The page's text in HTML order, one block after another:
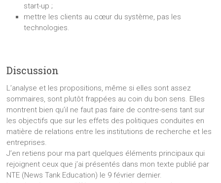
start-up ;
mettre les clients au cœur du système, pas les
technologies.
Discussion
L’analyse et les propositions, même si elles sont assez
sommaires, sont plutôt frappées au coin du bon sens. Elles
montrent bien qu’il ne faut pas faire de contre-sens tant sur
les objectifs que sur les effets des politiques conduites en
matière de relations entre les institutions de recherche et les
entreprises.
J’en retiens pour ma part quelques éléments principaux qui
rejoignent ceux que j’ai présentés dans mon texte publié par
NTE (News Tank Education) le 9 février dernier.